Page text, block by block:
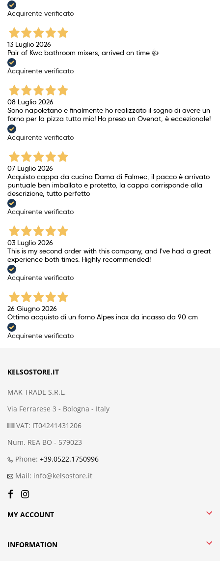
Acquirente verificato
13 Luglio 2026
Pair of Kwc bathroom mixers, arrived on time 👍
Acquirente verificato
08 Luglio 2026
Sono napoletano e finalmente ho realizzato il sogno di avere un
forno per la pizza tutto mio! Ho preso un Ovenat, è eccezionale!
Acquirente verificato
07 Luglio 2026
Acquisto cappa da cucina Dama di Falmec, il pacco è arrivato
puntuale ben imballato e protetto, la cappa corrisponde alla
descrizione, tutto perfetto
Acquirente verificato
03 Luglio 2026
This is my second order with this company, and I've had a great
experience both times. Highly recommended!
Acquirente verificato
26 Giugno 2026
Ottimo acquisto di un forno Alpes inox da incasso da 90 cm
Acquirente verificato
KELSOSTORE.IT
MAK TRADE S.R.L.
Via Ferrarese 3 - Bologna - Italy
VAT: IT04241431206
Num. REA BO - 579023
Phone: +39.0522.1750996
Mail: info@kelsostore.it
MY ACCOUNT 
INFORMATION 